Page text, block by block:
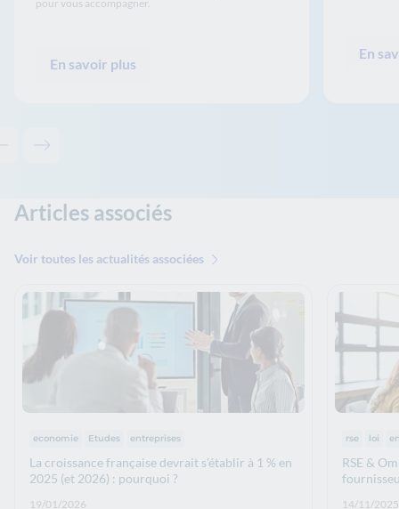
pour vous accompagner.
En savoir plus
En
Contenu précédent - Solutions associées
Contenu suivant - Solutions associées
Articles associés
Voir toutes les actualités associées
Thématiques :
economie Etudes entreprises
La croissance française devrait s’établir à 1 % en
2025 (et 2026) : pourquoi ?
Date de publication: :
19/01/2026
rse loi
RSE &
Date de
14/11/2025